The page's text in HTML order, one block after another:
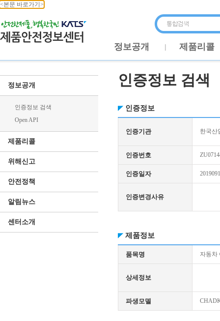
<본문 바로가기>
정보공개 제품리콜
정보공개
인증정보 검색
Open API
제품리콜
위해신고
안전정책
알림뉴스
센터소개
인증정보 검색
인증정보
인증기관 한국산
인증번호
인증일자
인증변경사유
제품정보
품목명 자동차
상세정보
파생모델